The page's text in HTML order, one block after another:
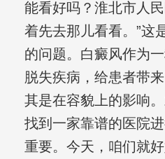
能看好吗？淮北市人
着先去那儿看看。”这
的问题。白癜风作为
脱失疾病，给患者带
其是在容貌上的影响
找到一家靠谱的医院
重要。今天，咱们就